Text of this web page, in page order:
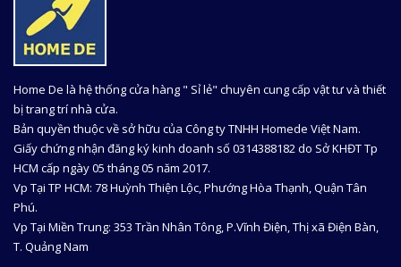
Home De là hệ thống cửa hàng " Sỉ lẻ" chuyên cung cấp vật tư và thiết
bị trang trí nhà cửa.
Bản quyền thuộc về sở hữu của Công ty TNHH Homede Việt Nam.
Giấy chứng nhận đăng ký kinh doanh số 0314388182 do Sở KHĐT Tp
HCM cấp ngày 05 tháng 05 năm 2017.
Vp Tại TP HCM: 78 Huỳnh Thiện Lộc, Phướng Hòa Thạnh, Quận Tân
Phú.
Vp Tại Miền Trung: 353 Trần Nhân Tông, P.Vĩnh Điện, Thị xã Điện Bàn,
T. Quảng Nam